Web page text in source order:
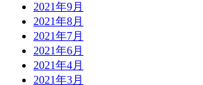
2021年9月
2021年8月
2021年7月
2021年6月
2021年4月
2021年3月